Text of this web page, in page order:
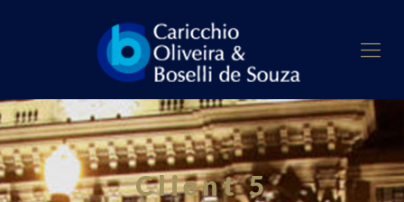
Client 5